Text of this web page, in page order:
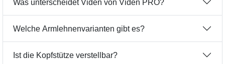
Was unterscheidet Viden von Viden PRO?
Welche Armlehnenvarianten gibt es?
Ist die Kopfstütze verstellbar?